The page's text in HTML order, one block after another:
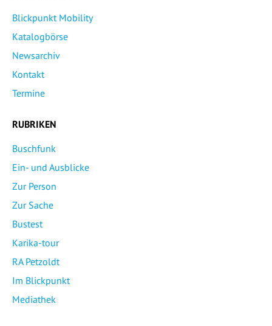
Blickpunkt Mobility
Katalogbörse
Newsarchiv
Kontakt
Termine
RUBRIKEN
Buschfunk
Ein- und Ausblicke
Zur Person
Zur Sache
Bustest
Karika-tour
RA Petzoldt
Im Blickpunkt
Mediathek